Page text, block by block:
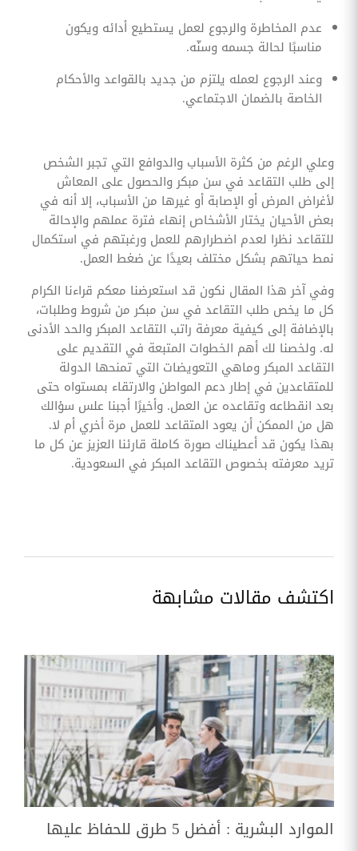
عدم المخاطرة والرجوع لعمل يستطيع أدائه ويكون
مناسبًا لحالة جسمه وسنّه.
وعند الرجوع لعمله يلتزم من جديد بالقواعد والأحكام
الخاصة بالضمان الاجتماعي.
وعلي الرغم من كثرة الأسباب والدوافع التي تجبر الشخص
إلى طلب التقاعد في سن مبكر والحصول على المعاش
لأغراض المرض أو الإصابة أو غيرها من الأسباب، إلا أنه في
بعض الأحيان يختار الأشخاص إنهاء فترة عملهم والإحالة
للتقاعد نظرا لعدم اضطرارهم للعمل ورغبتهم في استكمال
نمط حياتهم بشكل مختلف بعيدًا عن ضغط العمل.
وفي آخر هذا المقال نكون قد استعرضنا معكم قراءنا الكرام
كل ما يخص طلب التقاعد في سن مبكر من شروط وطلبات،
بالإضافة إلى كيفية معرفة راتب التقاعد المبكر والحد الأدنى
له. ولخصنا لك أهم الخطوات المتبعة في التقديم على
التقاعد المبكر وماهي التعويضات التي تمنحها الدولة
للمتقاعدين في إطار دعم المواطن والارتقاء بمستواه حتى
بعد انقطاعه وتقاعده عن العمل. وأخيرًا أجبنا علس سؤالك
هل من الممكن أن يعود المتقاعد للعمل مرة أخري أم لا.
بهذا يكون قد أعطيناك صورة كاملة قارئنا العزيز عن كل ما
تريد معرفته بخصوص التقاعد المبكر في السعودية.
اكتشف مقالات مشابهة
الموارد البشرية : أفضل 5 طرق للحفاظ عليها